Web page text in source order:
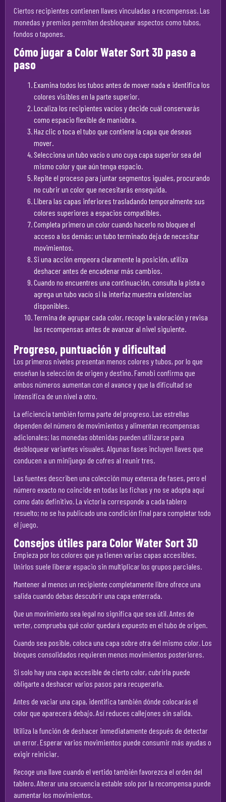
Ciertos recipientes contienen llaves vinculadas a recompensas. Las
monedas y premios permiten desbloquear aspectos como tubos,
fondos o tapones.
Cómo jugar a Color Water Sort 3D paso a
paso
Examina todos los tubos antes de mover nada e identifica los
colores visibles en la parte superior.
Localiza los recipientes vacíos y decide cuál conservarás
como espacio flexible de maniobra.
Haz clic o toca el tubo que contiene la capa que deseas
mover.
Selecciona un tubo vacío o uno cuya capa superior sea del
mismo color y que aún tenga espacio.
Repite el proceso para juntar segmentos iguales, procurando
no cubrir un color que necesitarás enseguida.
Libera las capas inferiores trasladando temporalmente sus
colores superiores a espacios compatibles.
Completa primero un color cuando hacerlo no bloquee el
acceso a los demás; un tubo terminado deja de necesitar
movimientos.
Si una acción empeora claramente la posición, utiliza
deshacer antes de encadenar más cambios.
Cuando no encuentres una continuación, consulta la pista o
agrega un tubo vacío si la interfaz muestra existencias
disponibles.
Termina de agrupar cada color, recoge la valoración y revisa
las recompensas antes de avanzar al nivel siguiente.
Progreso, puntuación y dificultad
Los primeros niveles presentan menos colores y tubos, por lo que
enseñan la selección de origen y destino. Famobi confirma que
ambos números aumentan con el avance y que la dificultad se
intensifica de un nivel a otro.
La eficiencia también forma parte del progreso. Las estrellas
dependen del número de movimientos y alimentan recompensas
adicionales; las monedas obtenidas pueden utilizarse para
desbloquear variantes visuales. Algunas fases incluyen llaves que
conducen a un minijuego de cofres al reunir tres.
Las fuentes describen una colección muy extensa de fases, pero el
número exacto no coincide en todas las fichas y no se adopta aquí
como dato definitivo. La victoria corresponde a cada tablero
resuelto; no se ha publicado una condición final para completar todo
el juego.
Consejos útiles para Color Water Sort 3D
Empieza por los colores que ya tienen varias capas accesibles.
Unirlos suele liberar espacio sin multiplicar los grupos parciales.
Mantener al menos un recipiente completamente libre ofrece una
salida cuando debas descubrir una capa enterrada.
Que un movimiento sea legal no significa que sea útil. Antes de
verter, comprueba qué color quedará expuesto en el tubo de origen.
Cuando sea posible, coloca una capa sobre otra del mismo color. Los
bloques consolidados requieren menos movimientos posteriores.
Si solo hay una capa accesible de cierto color, cubrirla puede
obligarte a deshacer varios pasos para recuperarla.
Antes de vaciar una capa, identifica también dónde colocarás el
color que aparecerá debajo. Así reduces callejones sin salida.
Utiliza la función de deshacer inmediatamente después de detectar
un error. Esperar varios movimientos puede consumir más ayudas o
exigir reiniciar.
Recoge una llave cuando el vertido también favorezca el orden del
tablero. Alterar una secuencia estable solo por la recompensa puede
aumentar los movimientos.